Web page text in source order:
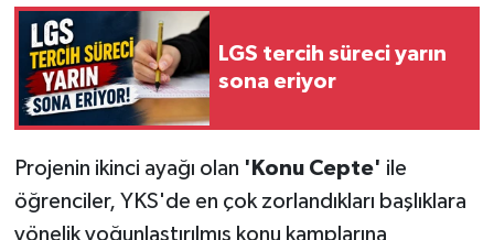
LGS tercih süreci yarın
sona eriyor
Projenin ikinci ayağı olan 'Konu Cepte' ile
öğrenciler, YKS'de en çok zorlandıkları başlıklara
yönelik yoğunlaştırılmış konu kamplarına